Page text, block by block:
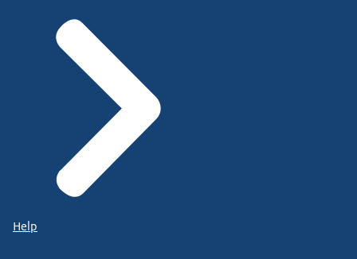
Help